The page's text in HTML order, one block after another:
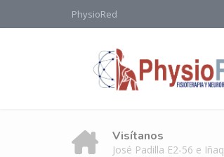
PhysioRed
Visítanos
José Padilla E2-56 e